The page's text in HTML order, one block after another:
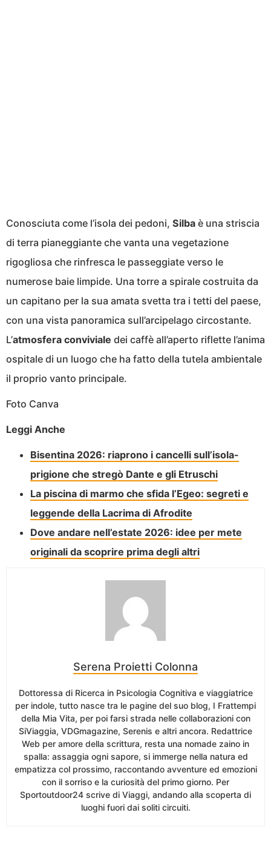
Conosciuta come l’isola dei pedoni, Silba è una striscia
di terra pianeggiante che vanta una vegetazione
rigogliosa che rinfresca le passeggiate verso le
numerose baie limpide. Una torre a spirale costruita da
un capitano per la sua amata svetta tra i tetti del paese,
con una vista panoramica sull’arcipelago circostante.
L’atmosfera conviviale dei caffè all’aperto riflette l’anima
ospitale di un luogo che ha fatto della tutela ambientale
il proprio vanto principale.
Foto Canva
Leggi Anche
Bisentina 2026: riaprono i cancelli sull’isola-
prigione che stregò Dante e gli Etruschi
La piscina di marmo che sfida l’Egeo: segreti e
leggende della Lacrima di Afrodite
Dove andare nell’estate 2026: idee per mete
originali da scoprire prima degli altri
Serena Proietti Colonna
Dottoressa di Ricerca in Psicologia Cognitiva e viaggiatrice
per indole, tutto nasce tra le pagine del suo blog, I Frattempi
della Mia Vita, per poi farsi strada nelle collaborazioni con
SiViaggia, VDGmagazine, Serenis e altri ancora. Redattrice
Web per amore della scrittura, resta una nomade zaino in
spalla: assaggia ogni sapore, si immerge nella natura ed
empatizza col prossimo, raccontando avventure ed emozioni
con il sorriso e la curiosità del primo giorno. Per
Sportoutdoor24 scrive di Viaggi, andando alla scoperta di
luoghi fuori dai soliti circuiti.